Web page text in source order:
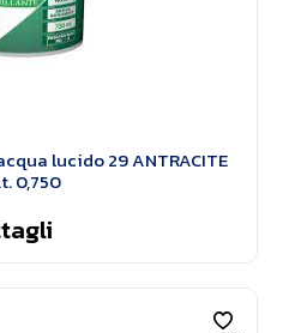
lucido 29 ANTRACITE
0,750